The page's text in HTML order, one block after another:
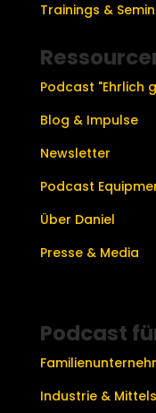
Trainings &
Podcast "Ehrlich
Blog & Impulse
Newsletter
Podcast
Über Daniel
Presse & Media
Podcast
Industrie &